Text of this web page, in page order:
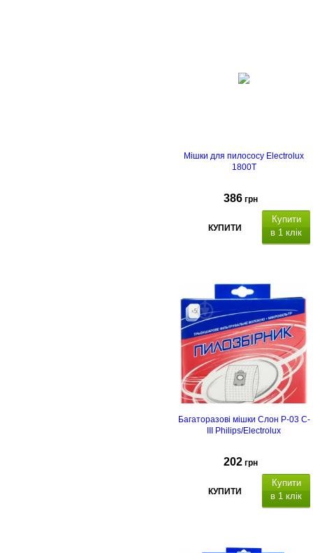
Мішки для пилососу Electrolux
1800T
386 грн
КУПИТИ
Купити
в 1 клік
Багаторазові мішки Слон P-03 C-
III Philips/Electrolux
202 грн
КУПИТИ
Купити
в 1 клік